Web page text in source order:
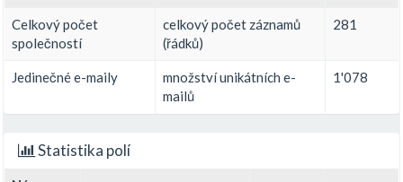
Celkový počet
společností
celkový počet záznamů
(řádků)
281
Jedinečné e-maily
množství unikátních e-
mailů
1'078
Statistika polí